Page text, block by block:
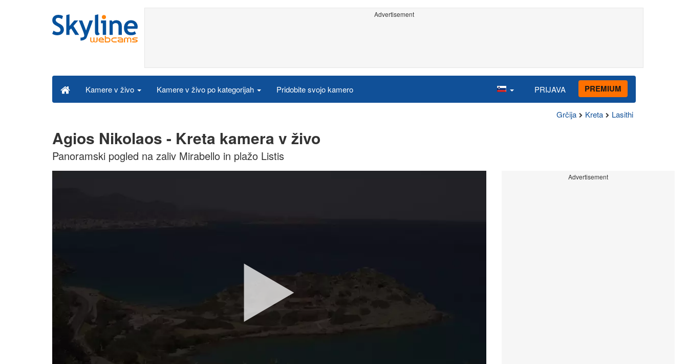
Advertisement
Kamere v živo Kamere v živo po kategorijah Pridobite svojo kamero PRIJAVA PREMIUM
Grčija Kreta Lasithi
Agios Nikolaos - Kreta kamera v živo
Panoramski pogled na zaliv Mirabello in plažo Listis
Advertisement